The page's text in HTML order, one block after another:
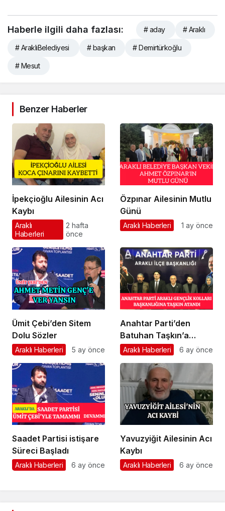
Haberle ilgili daha fazlası: # aday # Araklı
# AraklıBelediyesi # başkan # Demirtürkoğlu
# Mesut
Benzer Haberler
İpekçioğlu Ailesinin Acı
Kaybı
Araklı
Haberleri
2 hafta
önce
Özpınar Ailesinin Mutlu
Günü
Araklı Haberleri 1 ay önce
Ümit Çebi’den Sitem
Dolu Sözler
Araklı Haberleri 5 ay önce
Anahtar Parti’den
Batuhan Taşkın’a
Önemli Görev
Araklı Haberleri 6 ay önce
Saadet Partisi istişare
Süreci Başladı
Araklı Haberleri 6 ay önce
Yavuzyiğit Ailesinin Acı
Kaybı
Araklı Haberleri 6 ay önce